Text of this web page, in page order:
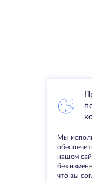
Мы
нашем
без
что вы